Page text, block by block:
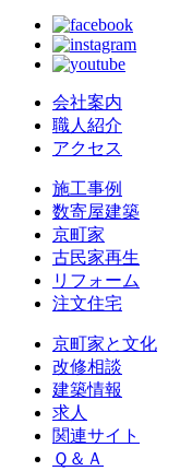
会社案内
職人紹介
アクセス
施工事例
数寄屋建築
京町家
古民家再生
リフォーム
注文住宅
京町家と文化
改修相談
建築情報
求人
関連サイト
Ｑ＆Ａ